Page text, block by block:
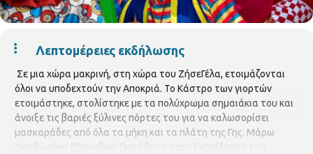
Λεπτομέρειες εκδήλωσης
Σε μια χώρα μακρινή, στη χώρα του ΖήσεΓέλα, ετοιμάζονται
όλοι να υποδεχτούν την Αποκριά. Το Κάστρο των γιορτών
ετοιμάστηκε, στολίστηκε με τα πολύχρωμα σημαιάκια του και
άνοιξε τις βαριές ξύλινες πόρτες του για να καλωσορίσει
μασκαράδες από όλα τα μήκη και τα πλάτη της Γης. Μάρω
Θεοδωράκη (Περιοδικό Παράθυρο στην Εκπαίδευση του